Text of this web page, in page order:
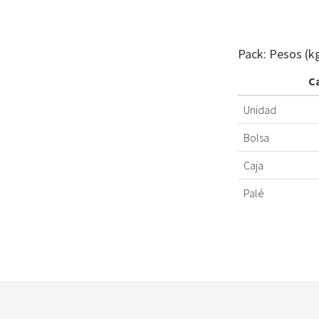
Pack: Pesos
Unidad
Bolsa
Caja
Palé